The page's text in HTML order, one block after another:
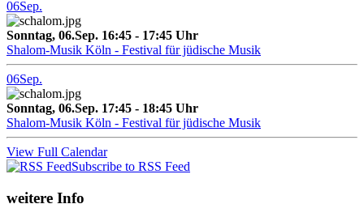
06Sep.
Sonntag, 06.Sep. 16:45 - 17:45 Uhr
Shalom-Musik Köln - Festival für jüdische Musik
06Sep.
Sonntag, 06.Sep. 17:45 - 18:45 Uhr
Shalom-Musik Köln - Festival für jüdische Musik
View Full Calendar
Subscribe to RSS Feed
weitere Info